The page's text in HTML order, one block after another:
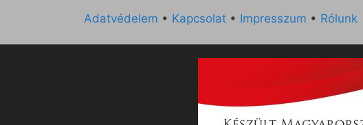
Adatvédelem • Kapcsolat • Impresszum • Rólunk